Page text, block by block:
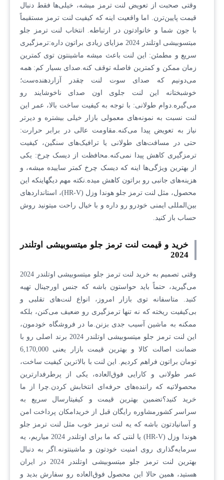
وقتی صحبت از تعویض لنت ترمز میشه، خیلی‌ها فقط دنبال
قیمت پایین‌ترن. اما واقعیت اینه که کیفیت لنت ترمز مستقیماً
با جون شما و خانوادتون در ارتباطه. انتخاب لنت ترمز جلو
میتسوبیشی اوتلندر 2024 مزایای زیادی براتون داره:ترمزگیری
سریع و مطمئن: این لنت باعث میشه ماشینتون توی کمترین
زمان ممکن و کمترین فاصله توقف کنه.صدای بسیار کم: همه
می‌دونیم که صدای سوت لنت چقدر آزاردهنده‌ست؛
خوشبختانه این لنت جلوی اون صدای ناخوشایند رو
می‌گیره.دوام طولانی: با توجه به کیفیت ساخت بالا، عمر این
لنت نسبت به نمونه‌های معمولی بازار خیلی بیشتره و دیرتر
نیاز به تعویض پیدا می‌کنه.مقاومت عالی در برابر حرارت:
حتی در مسافت‌های طولانی یا ترافیک‌های سنگین، کیفیت
ترمزگیری کاهش پیدا نمی‌کنه.محافظت از دیسک چرخ: یکی
از بهترین ویژگی‌ها اینه که دیسک چرخ کمتر ساییده میشه، و
هزینه‌های جانبی رو براتون کاهش میده.نکته مهم دیگهاینکه این
محصول، مثل لنت ترمز جلو هوندا وزل (HR-V)، استانداردهای
بین‌المللی ایمنی خودرو رو داره و با خیال راحت میتونید روش
حساب باز کنید.
خرید و قیمت لنت ترمز جلو میتسوبیشی اوتلندر
2024
وقتی تصمیم به خرید لنت ترمز جلو میتسوبیشی اوتلندر 2024
می‌گیرید، حتماً باید حواستون باشه که جنس اورجینال تهیه
کنید. متاسفانه توی بازار امروز، انواع لنت‌های تقلبی و
بی‌کیفیت ریخته که نه تنها ترمزگیری رو ضعیف می‌کنن، بلکه
ممکنه به ماشین آسیب جدی بزنن.ما در فروشگاه خودمون،
این لنت ترمز جلو میتسوبیشی اوتلندر 2024 برند اصلی رو با
ضمانت اصالت کالا و بهترین قیمت بازار یعنی 6,170,000
تومان براتون فراهم کردیم. این لنت با بالاترین کیفیت ساخت،
عمر طولانی و کارایی فوق‌العاده، یکی از پرطرفدارترین
محصولاتیه که راننده‌های حرفه‌ای انتخابش کردن.چرا از ما
خرید کنید؟تضمین بهترین قیمت و کیفیتارسال سریع به
سراسر کشورمشاوره رایگان قبل از خریدامکان پرداخت امن
و آسانیادتون باشه که یه لنت ترمز خوب مثل لنت ترمز جلو
هوندا وزل (HR-V) یا لنتی که ما برای اوتلندر 2024 میاریم، یه
سرمایه‌گذاری روی امنیت خودتون و ماشینتونه.اگر به دنبال
بهترین لنت ترمز جلو میتسوبیشی اوتلندر 2024 در ایران
هستید، همین حالا این محصول فوق‌العاده رو سفارش بدید و